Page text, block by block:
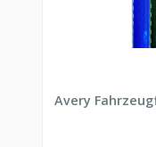
Avery